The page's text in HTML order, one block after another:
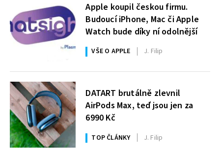
Apple koupil českou firmu.
Budoucí iPhone, Mac či Apple
Watch bude díky ní odolnější
VŠE O APPLE J. Filip
DATART brutálně zlevnil
AirPods Max, teď jsou jen za
6990 Kč
TOP ČLÁNKY J. Filip